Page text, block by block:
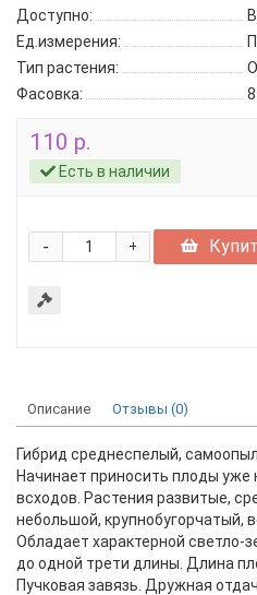
Доступно:
Ед.измерения:
Тип растения:
Фасовка:
110 р.
Есть в наличии
+
-
Описание Отзывы (0)
Гибрид среднеспелый,
Начинает приносить плоды уже
всходов. Растения развитые,
небольшой, крупнобугорчатый,
Обладает характерной светло-
до одной трети длины. Длина
Пучковая завязь. Дружная